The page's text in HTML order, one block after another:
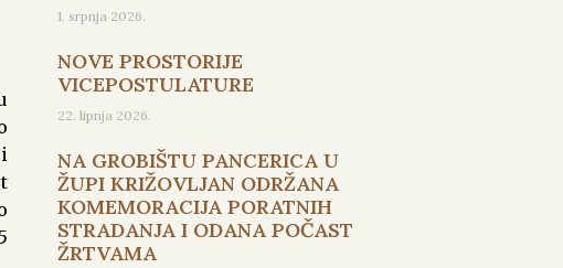
1. srpnja 2026.
NOVE PROSTORIJE
VICEPOSTULATURE
22. lipnja 2026.
NA GROBIŠTU PANCERICA U
ŽUPI KRIŽOVLJAN ODRŽANA
KOMEMORACIJA PORATNIH
STRADANJA I ODANA POČAST
ŽRTVAMA